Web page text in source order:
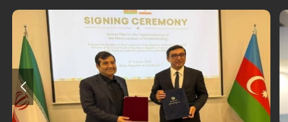
وقّع دنيا مالي وغاييبوف على وثيقة البرنامج التنفيذي للتعاون بين بلدي إيران